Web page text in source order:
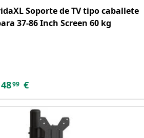
Soporte de TV tipo caballete
37-86 Inch Screen 60 kg
99 €